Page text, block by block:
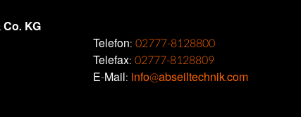
KG
Telefon:02777-8128800
Telefax:02777-8128809
E-Mail: info@abseiltechnik.com